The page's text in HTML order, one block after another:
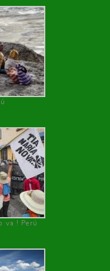
va ! Perú